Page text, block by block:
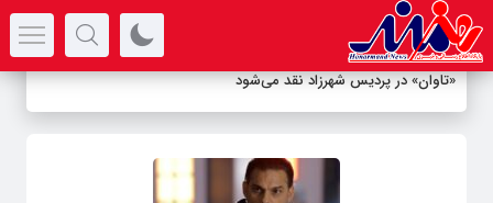
«تاوان» در پردیس شهرزاد نقد می‌شود